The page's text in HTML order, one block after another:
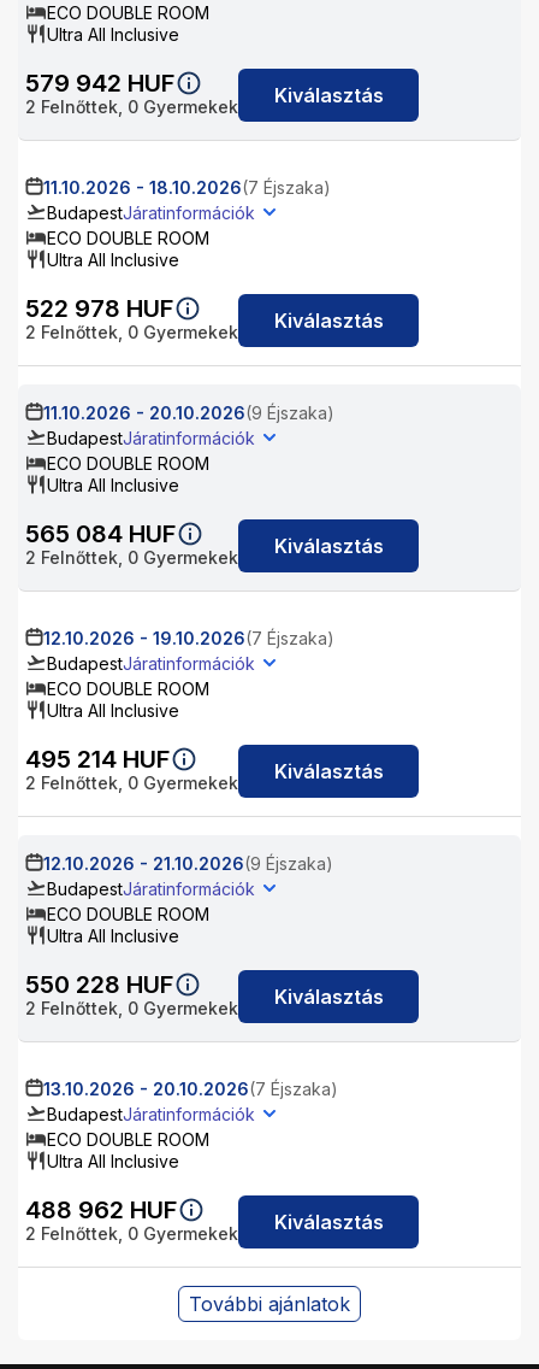
ECO DOUBLE ROOM
Ultra All Inclusive
579 942 HUF
2 Felnőttek, 0 Gyermekek Kiválasztás
11.10.2026 - 18.10.2026(7 Éjszaka)
BudapestJáratinformációk
ECO DOUBLE ROOM
Ultra All Inclusive
522 978 HUF
2 Felnőttek, 0 Gyermekek Kiválasztás
11.10.2026 - 20.10.2026(9 Éjszaka)
BudapestJáratinformációk
ECO DOUBLE ROOM
Ultra All Inclusive
565 084 HUF
2 Felnőttek, 0 Gyermekek Kiválasztás
12.10.2026 - 19.10.2026(7 Éjszaka)
BudapestJáratinformációk
ECO DOUBLE ROOM
Ultra All Inclusive
495 214 HUF
2 Felnőttek, 0 Gyermekek Kiválasztás
12.10.2026 - 21.10.2026(9 Éjszaka)
BudapestJáratinformációk
ECO DOUBLE ROOM
Ultra All Inclusive
550 228 HUF
2 Felnőttek, 0 Gyermekek Kiválasztás
13.10.2026 - 20.10.2026(7 Éjszaka)
BudapestJáratinformációk
ECO DOUBLE ROOM
Ultra All Inclusive
488 962 HUF
2 Felnőttek, 0 Gyermekek Kiválasztás
További ajánlatok